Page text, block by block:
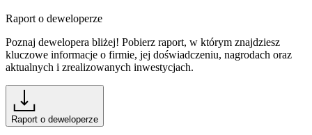
Raport o deweloperze
Poznaj dewelopera bliżej! Pobierz raport, w którym znajdziesz
kluczowe informacje o firmie, jej doświadczeniu, nagrodach oraz
aktualnych i zrealizowanych inwestycjach.
Raport o deweloperze